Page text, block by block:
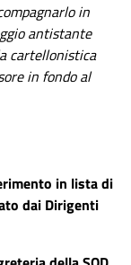
in
antistante
cartellonistica
in fondo al
in lista di
dai Dirigenti